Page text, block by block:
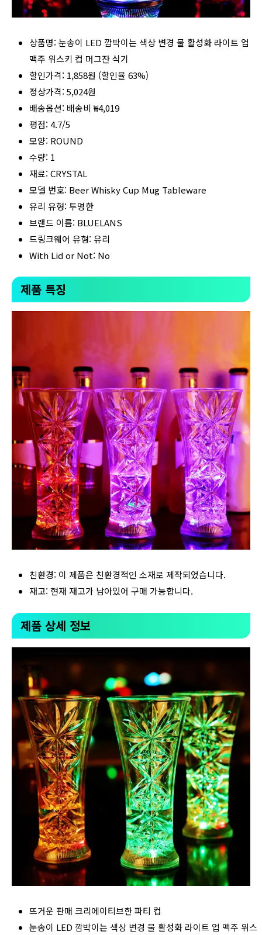
상품명: 눈송이 LED 깜박이는 색상 변경 물 활성화 라이트 업
맥주 위스키 컵 머그잔 식기
할인가격: 1,858원 (할인율 63%)
정상가격: 5,024원
배송옵션: 배송비 ₩4,019
평점: 4.7/5
모양: ROUND
수량: 1
재료: CRYSTAL
모델 번호: Beer Whisky Cup Mug Tableware
유리 유형: 투명한
브랜드 이름: BLUELANS
드링크웨어 유형: 유리
With Lid or Not: No
제품 특징
친환경: 이 제품은 친환경적인 소재로 제작되었습니다.
재고: 현재 재고가 남아있어 구매 가능합니다.
제품 상세 정보
뜨거운 판매 크리에이티브한 파티 컵
눈송이 LED 깜박이는 색상 변경 물 활성화 라이트 업 맥주 위스